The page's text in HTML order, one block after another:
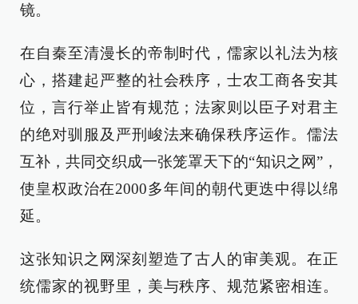
镜。
在自秦至清漫长的帝制时代，儒家以礼法为核
心，搭建起严整的社会秩序，士农工商各安其
位，言行举止皆有规范；法家则以臣子对君主
的绝对驯服及严刑峻法来确保秩序运作。儒法
互补，共同交织成一张笼罩天下的“知识之网”，
使皇权政治在2000多年间的朝代更迭中得以绵
延。
这张知识之网深刻塑造了古人的审美观。在正
统儒家的视野里，美与秩序、规范紧密相连。